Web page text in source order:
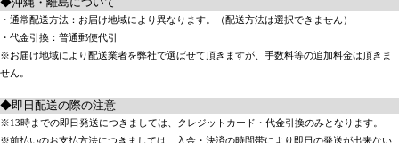
・通常配送方法：お届け地域により異なります。（配送方法は選択できません）
・代金引換：普通郵便代引
※お届け地域により配送業者を弊社で選ばせて頂きますが、手数料等の追加料金は頂きま
せん。
◆即日配送の際の注意
※13時までの即日発送につきましては、クレジットカード・代金引換のみとなります。
※前払いのお支払方法につきましては、入金・決済の時間帯により即日の発送が出来ない